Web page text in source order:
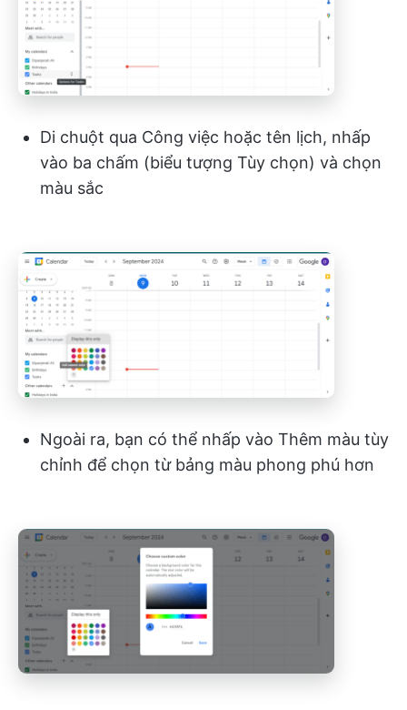
Di chuột qua Công việc hoặc tên lịch, nhấp
vào ba chấm (biểu tượng Tùy chọn) và chọn
màu sắc
Ngoài ra, bạn có thể nhấp vào Thêm màu tùy
chỉnh để chọn từ bảng màu phong phú hơn